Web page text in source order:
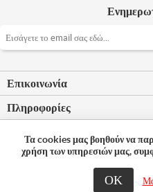
Επικοινωνία
Πληροφορίες
Ο λογαριασμός μου
© 2026
Τα cookies μας βοηθούν να
χρήση των υπηρεσιών μας,
ΟΚ